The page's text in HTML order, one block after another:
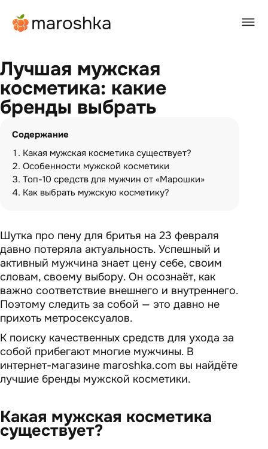
Лучшая мужская
косметика: какие
бренды выбрать
Содержание
Какая мужская косметика существует?
Особенности мужской косметики
Топ-10 средств для мужчин от «Марошки»
Как выбрать мужскую косметику?
Шутка про пену для бритья на 23 февраля
давно потеряла актуальность. Успешный и
активный мужчина знает цену себе, своим
словам, своему выбору. Он осознаёт, как
важно соответствие внешнего и внутреннего.
Поэтому следить за собой — это давно не
прихоть метросексуалов.
К поиску качественных средств для ухода за
собой прибегают многие мужчины. В
интернет-магазине maroshka.com вы найдёте
лучшие бренды мужской косметики.
Какая мужская косметика
существует?